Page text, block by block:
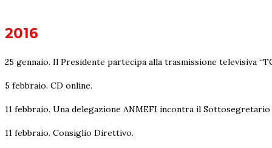
2016
25 gennaio. Il Presidente partecipa alla trasmissione televisiva
5 febbraio. CD online.
11 febbraio. Una delegazione ANMEFI incontra il
11 febbraio. Consiglio Direttivo.